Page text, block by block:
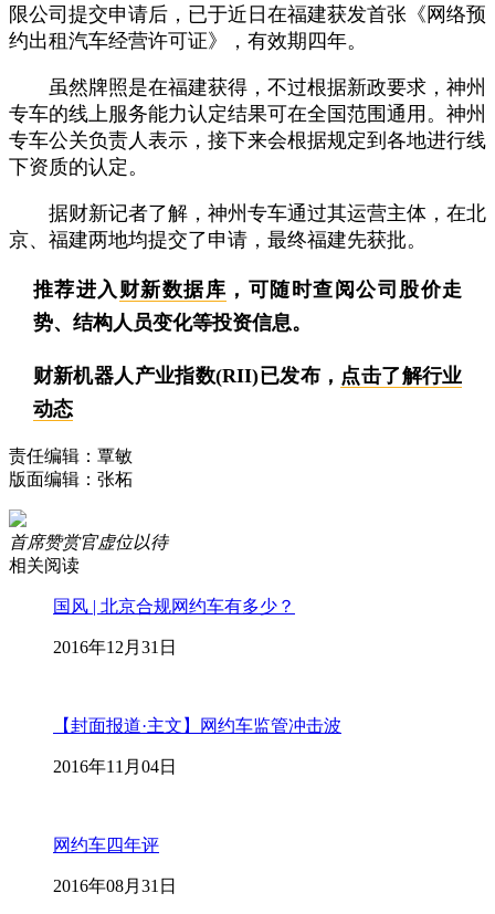
限公司提交申请后，已于近日在福建获发首张《网络预
约出租汽车经营许可证》，有效期四年。
虽然牌照是在福建获得，不过根据新政要求，神州
专车的线上服务能力认定结果可在全国范围通用。神州
专车公关负责人表示，接下来会根据规定到各地进行线
下资质的认定。
据财新记者了解，神州专车通过其运营主体，在北
京、福建两地均提交了申请，最终福建先获批。
推荐进入 财新数据库 ，可随时查阅公司股价走
势、结构人员变化等投资信息。
财新机器人产业指数(RII)已发布， 点击了解行业
动态
责任编辑：覃敏
版面编辑：张柘
首席赞赏官虚位以待
相关阅读
国风 | 北京合规网约车有多少？
2016年12月31日
【封面报道·主文】网约车监管冲击波
2016年11月04日
网约车四年评
2016年08月31日